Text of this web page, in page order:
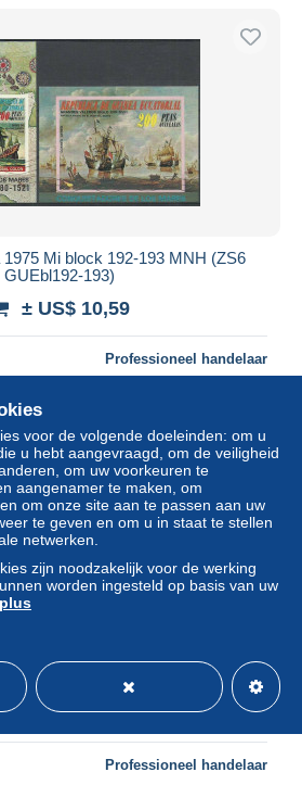
1975 Mi block 192-193 MNH (ZS6
GUEbl192-193)
± US$ 10,59
Professioneel handelaar
Caravelle s/s, Mint NH, History -
- Ships and boats
± US$ 4,61
Professioneel handelaar
voor de volgende doeleinden: om u
u hebt aangevraagd, om de veiligheid
om uw voorkeuren te
aangenamer te maken, om
om onze site aan te passen aan uw
te geven en om u in staat te stellen
netwerken.
zijn noodzakelijk voor de werking
worden ingesteld op basis van uw